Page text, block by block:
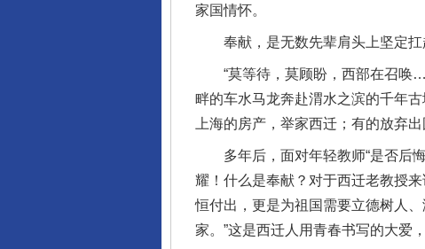
家国情怀。
奉献，是无数先辈肩头上坚定
“莫等待，莫顾盼，西部在召唤
畔的车水马龙奔赴渭水之滨的千年
上海的房产，举家西迁；有的放弃
多年后，面对年轻教师“是否后悔
耀！什么是奉献？对于西迁老教授
恒付出，更是为祖国需要立德树人
家。”这是西迁人用青春书写的大爱